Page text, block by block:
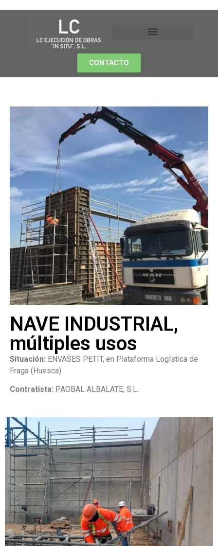
CONTACTO
NAVE INDUSTRIAL,
múltiples usos
Situación: ENVASES PETIT, en Plataforma Logística de
Fraga (Huesca)
Contratista: PAOBAL ALBALATE, S.L.